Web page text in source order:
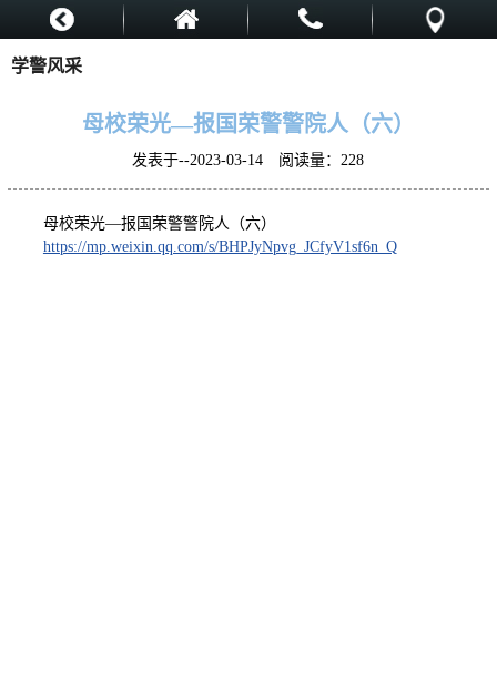
学警风采
母校荣光—报国荣警警院人（六）
发表于--2023-03-14 阅读量：228
母校荣光—报国荣警警院人（六）
https://mp.weixin.qq.com/s/BHPJyNpvg_JCfyV1sf6n_Q